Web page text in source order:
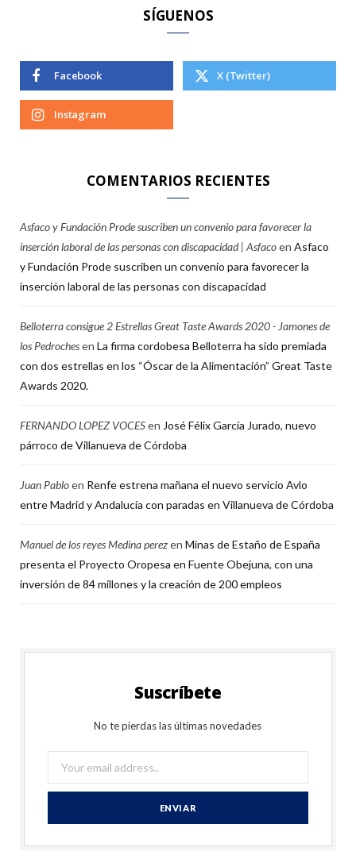
SÍGUENOS
Facebook X (Twitter)
Instagram
COMENTARIOS RECIENTES
Asfaco y Fundación Prode suscriben un convenio para favorecer la
inserción laboral de las personas con discapacidad | Asfacoen Asfaco
y Fundación Prode suscriben un convenio para favorecer la
inserción laboral de las personas con discapacidad
Belloterra consigue 2 Estrellas Great Taste Awards 2020 - Jamones de
los Pedrochesen La firma cordobesa Belloterra ha sido premiada
con dos estrellas en los “Óscar de la Alimentación” Great Taste
Awards 2020.
FERNANDO LOPEZ VOCESen José Félix García Jurado, nuevo
párroco de Villanueva de Córdoba
Juan Pabloen Renfe estrena mañana el nuevo servicio Avlo
entre Madrid y Andalucía con paradas en Villanueva de Córdoba
Manuel de los reyes Medina perezen Minas de Estaño de España
presenta el Proyecto Oropesa en Fuente Obejuna, con una
inversión de 84 millones y la creación de 200 empleos
Suscríbete
No te pierdas las últimas novedades